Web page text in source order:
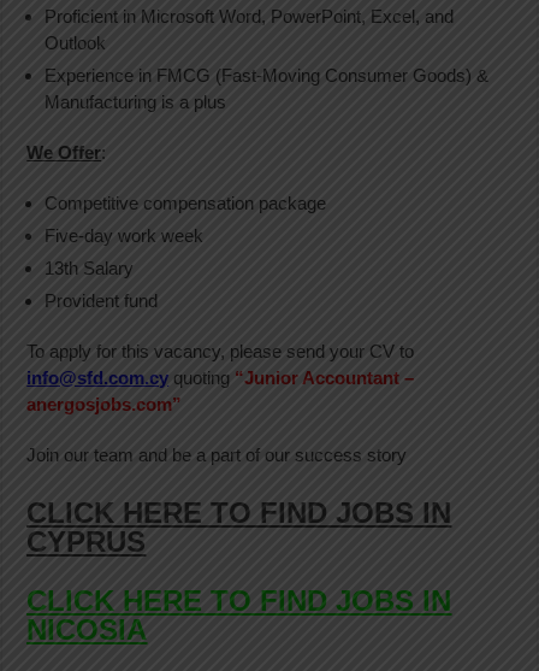
Proficient in Microsoft Word, PowerPoint, Excel, and
Outlook
Experience in FMCG (Fast-Moving Consumer Goods) &
Manufacturing is a plus
We Offer:
Competitive compensation package
Five-day work week
13th Salary
Provident fund
To apply for this vacancy, please send your CV to
info@sfd.com.cy quoting “Junior Accountant –
anergosjobs.com”
Join our team and be a part of our success story
CLICK HERE TO FIND JOBS IN
CYPRUS
CLICK HERE TO FIND JOBS IN
NICOSIA